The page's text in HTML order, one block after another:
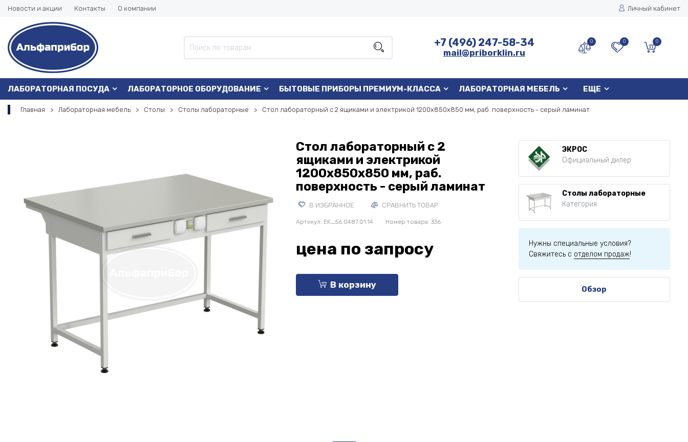
Новости и акции Контакты О компании Личный кабинет
+7 (496) 247-58-34
mail@priborklin.ru
0 0 0
ЛАБОРАТОРНАЯ ПОСУДА ЛАБОРАТОРНОЕ ОБОРУДОВАНИЕ БЫТОВЫЕ ПРИБОРЫ ПРЕМИУМ-КЛАССА ЛАБОРАТОРНАЯ МЕБЕЛЬ ЕЩЕ
Главная Лабораторная мебель Столы Столы лабораторные Стол лабораторный с 2 ящиками и электрикой 1200х850х850 мм, раб. поверхность - серый ламинат
Стол лабораторный с 2
ящиками и электрикой
1200х850х850 мм, раб.
поверхность - серый ламинат
В ИЗБРАННОЕ СРАВНИТЬ ТОВАР
Артикул: EK_56.0487.01.14 Номер товара: 336
цена по запросу
В корзину
ЭКРОС
Официальный дилер
Столы лабораторные
Категория
Нужны специальные условия?
Свяжитесь с отделом продаж!
Обзор